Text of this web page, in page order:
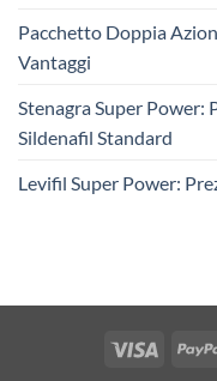
Pacchetto Doppia
Vantaggi
Stenagra Super Power:
Sildenafil Standard
Levifil Super Power:
Visa